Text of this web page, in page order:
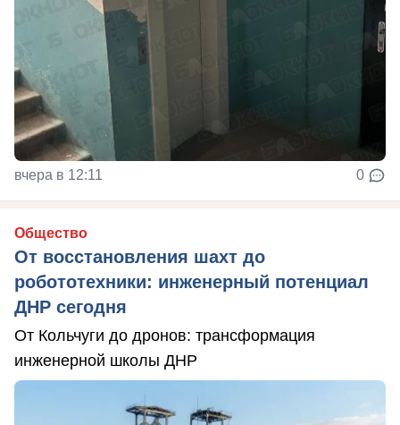
вчера в 12:11 0
Общество
От восстановления шахт до
робототехники: инженерный потенциал
ДНР сегодня
От Кольчуги до дронов: трансформация
инженерной школы ДНР